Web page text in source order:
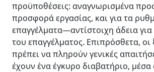
προϋποθέσεις: αναγνωρισμένα
προσφορά εργασίας, και για τα
επαγγέλματα—αντίστοιχη άδεια
του επαγγέλματος. Επιπρόσθετα, οι
πρέπει να πληρούν γενικές
έχουν ένα έγκυρο διαβατήριο,